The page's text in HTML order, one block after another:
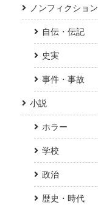
ノンフィクション
自伝・伝記
史実
事件・事故
小説
ホラー
学校
政治
歴史・時代